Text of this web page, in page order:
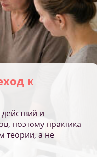
к
и
поэтому практика
теории, а не